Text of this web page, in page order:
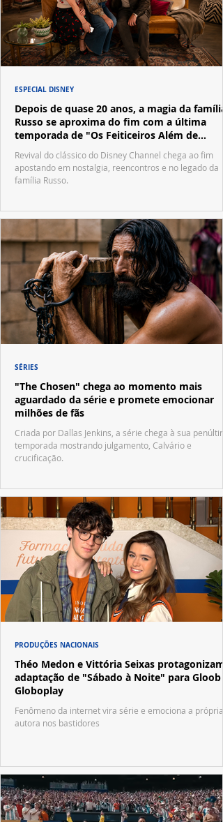
Depois de quase 20 anos, a magia da família
Russo se aproxima do fim com a última
temporada de "Os Feiticeiros Além de
Waverly Place"
Revival do clássico do Disney Channel chega ao fim
apostando em nostalgia, reencontros e no legado da
família Russo.
ESPECIAL DISNEY
"The Chosen" chega ao momento mais
aguardado da série e promete emocionar
milhões de fãs
Criada por Dallas Jenkins, a série chega à sua
temporada mostrando julgamento, Calvário e
crucificação.
SÉRIES
Théo Medon e Vittória Seixas protagonizam
adaptação de "Sábado à Noite" para Gloob e
Globoplay
Fenômeno da internet vira série e emociona a própria
autora nos bastidores
PRODUÇÕES NACIONAIS